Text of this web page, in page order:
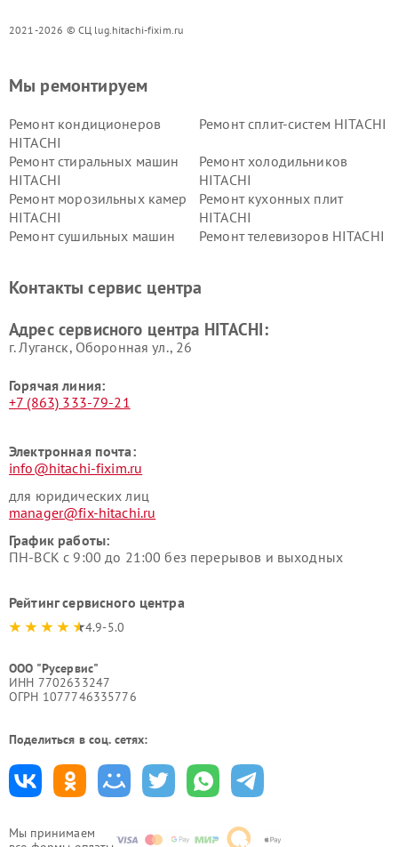
2021-2026 © СЦ lug.hitachi-fixim.ru
Мы принимаем
Мы ремонтируем
Ремонт кондиционеров
HITACHI
Ремонт сплит-систем HITACHI
Ремонт стиральных машин
HITACHI
Ремонт холодильников
HITACHI
Ремонт морозильных камер
HITACHI
Ремонт кухонных плит
HITACHI
Ремонт сушильных машин
Ремонт телевизоров HITACHI
данных HITACHI
HITACHI
HITACHI
HITACHI
Контакты сервис центра
Адрес сервисного центра HITACHI:
г. Луганск, Оборонная ул., 26
Горячая линия:
+7 (863) 333-79-21
Электронная почта:
info@hitachi-fixim.ru
для юридических лиц
manager@fix-hitachi.ru
График работы:
ПН-ВСК с 9:00 до 21:00 без перерывов и выходных
Рейтинг сервисного центра
4.9-5.0
ООО "Русервис"
ИНН 7702633247
ОГРН 1077746335776
Поделиться в соц. сетях: